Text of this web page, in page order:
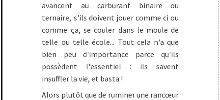
avancent au carburant binaire ou
ternaire, s'ils doivent jouer comme ci ou
comme ça, se couler dans le moule de
telle ou telle école... Tout cela n'a que
bien peu d'importance parce qu'ils
possèdent l'essentiel : ils savent
insuffler la vie, et basta !
Alors plutôt que de ruminer une rancœur